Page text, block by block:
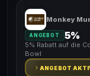
Monkey
ANGEBOT 5%
5% Rabatt auf die
Bowl
ANGEBOT